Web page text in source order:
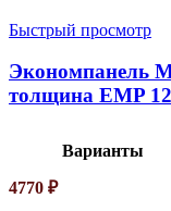
Быстрый просмотр
Экономпанель
толщина EMP
Варианты
4770 ₽